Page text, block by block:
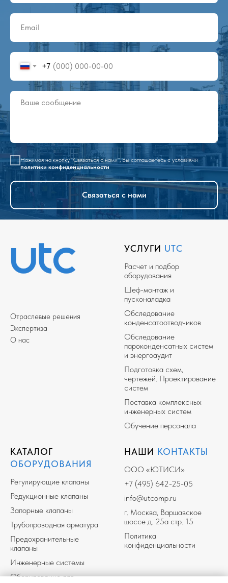
+7
Нажимая на кнопку "Связаться с нами", Вы соглашаетесь с условиями
политики конфиденциальности
Связаться с нами
Отраслевые решения
Экспертиза
О нас
УСЛУГИ UTC
Расчет и подбор
оборудования
Шеф-монтаж и
пусконаладка
Обследование
конденсатоотводчиков
Обследование
пароконденсатных систем
и энергоаудит
Подготовка схем,
чертежей. Проектирование
систем
Поставка комплексных
инженерных систем
Обучение персонала
КАТАЛОГ
ОБОРУДОВАНИЯ
Регулирующие клапаны
Редукционные клапаны
Запорные клапаны
Трубопроводная арматура
Предохранительные
клапаны
Инженерные системы
Оборудование для
НАШИ КОНТАКТЫ
ООО «ЮТИСИ»
+7 (495) 642-25-05
info@utcomp.ru
г. Москва, Варшавское
шоссе д. 25а стр. 15
Политика
конфиденциальности